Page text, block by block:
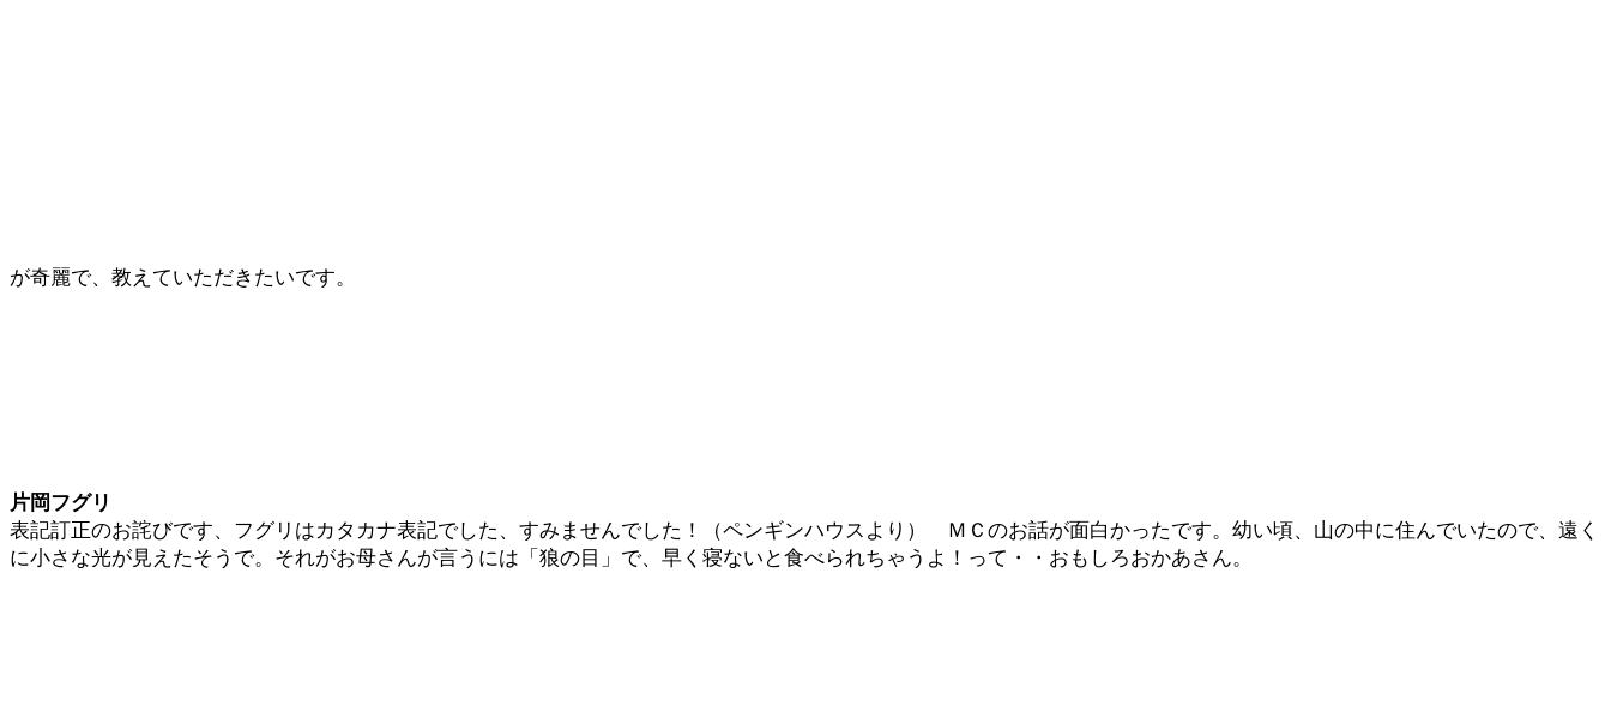
が奇麗で、教えていただきたいです。
片岡フグリ
表記訂正のお詫びです、フグリはカタカナ表記でした、すみませんでした！（ペンギンハウスより） ＭＣのお話が面白かったです。幼い頃、山の中に住んでいたので、遠く
に小さな光が見えたそうで。それがお母さんが言うには「狼の目」で、早く寝ないと食べられちゃうよ！って・・おもしろおかあさん。